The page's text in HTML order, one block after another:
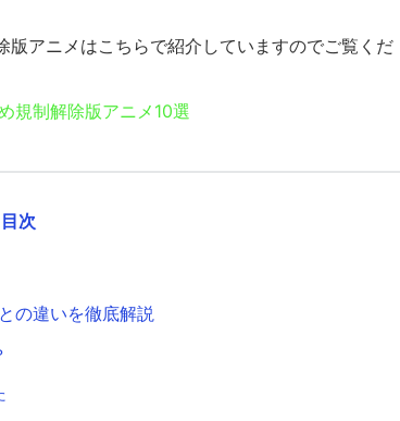
アニメはこちらで紹介していますのでご覧くだ
規制解除版アニメ10選
目次
の違いを徹底解説